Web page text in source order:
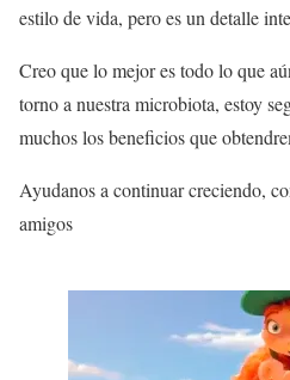
estilo de vida, pero es un detalle
Creo que lo mejor es todo lo que
torno a nuestra microbiota, estoy
muchos los beneficios que
Ayudanos a continuar creciendo,
amigos